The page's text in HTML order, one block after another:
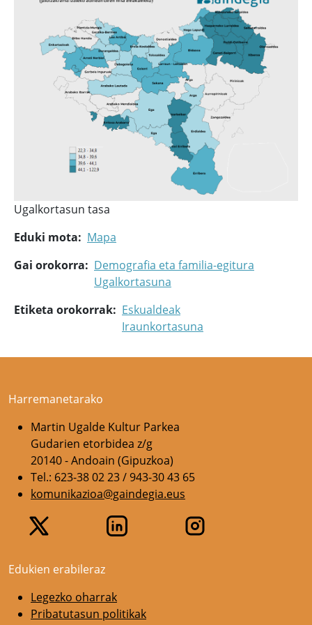
Ugalkortasun tasa
Eduki mota
Mapa
Gai orokorra
Demografia eta familia-egitura
Ugalkortasuna
Etiketa orokorrak
Eskualdeak
Iraunkortasuna
Harremanetarako
Martin Ugalde Kultur Parkea
Gudarien etorbidea z/g
20140 - Andoain (Gipuzkoa)
Tel.: 623-38 02 23 / 943-30 43 65
komunikazioa@gaindegia.eus
Edukien erabileraz
Legezko oharrak
Pribatutasun politikak